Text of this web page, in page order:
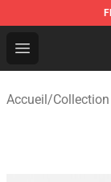
Open menu
Sadie
Accueil/